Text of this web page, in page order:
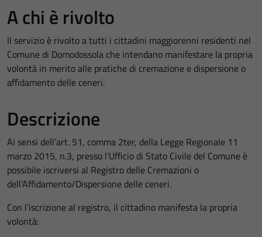
A chi è rivolto
Il servizio è rivolto a tutti i cittadini maggiorenni residenti nel
Comune di Domodossola che intendano manifestare la propria
volontà in merito alle pratiche di cremazione e dispersione o
affidamento delle ceneri.
Descrizione
Ai sensi dell’art. 51, comma 2ter, della Legge Regionale 11
marzo 2015, n.3, presso l’Ufficio di Stato Civile del Comune è
possibile iscriversi al Registro delle Cremazioni o
dell’Affidamento/Dispersione delle ceneri.
Con l’iscrizione al registro, il cittadino manifesta la propria
volontà: